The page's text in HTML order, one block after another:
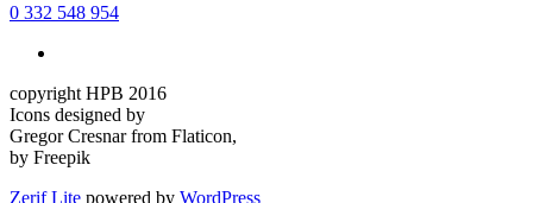
0 332 548 954
copyright HPB 2016
Icons designed by
Gregor Cresnar from Flaticon,
by Freepik
Zerif Lite powered by WordPress